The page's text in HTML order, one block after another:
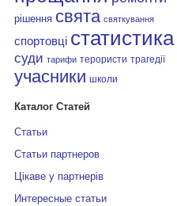
рішення свята святкування
спортовці статистика
суди тарифи терористи трагедії
учасники школи
Каталог Статей
Статьи
Статьи партнеров
Цікаве у партнерів
Интересные статьи